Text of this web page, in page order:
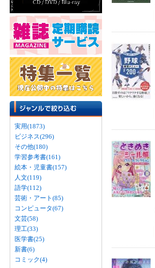
実用(1873)
ビジネス(296)
その他(180)
学習参考書(161)
絵本・児童書(157)
人文(119)
語学(112)
芸術・アート(85)
コンピュータ(67)
文芸(58)
理工(33)
医学書(25)
新書(6)
コミック(4)